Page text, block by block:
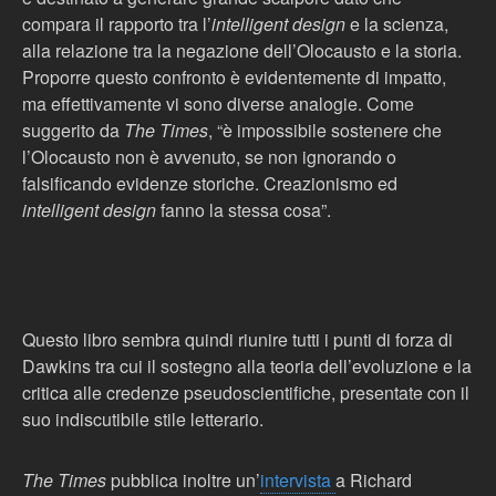
compara il rapporto tra l’intelligent designe la scienza,
alla relazione tra la negazione dell’Olocausto e la storia.
Proporre questo confronto è evidentemente di impatto,
ma effettivamente vi sono diverse analogie. Come
suggerito da The Times, “è impossibile sostenere che
l’Olocausto non è avvenuto, se non ignorando o
falsificando evidenze storiche. Creazionismo ed
intelligent designfanno la stessa cosa”.
Questo libro sembra quindi riunire tutti i punti di forza di
Dawkins tra cui il sostegno alla teoria dell’evoluzione e la
critica alle credenze pseudoscientifiche, presentate con il
suo indiscutibile stile letterario.
The Times pubblica inoltre un’intervistaa Richard